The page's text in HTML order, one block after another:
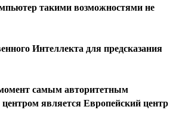
такими возможностями не
Интеллекта для предсказания
самым авторитетным
является Европейский центр